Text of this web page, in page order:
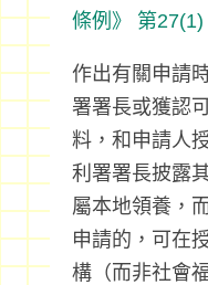
條例》
第27(1)
作出有關申請
署署長或獲認
料，和申請人
利署署長披露
屬本地領養，
申請的，可在
構（而非社會